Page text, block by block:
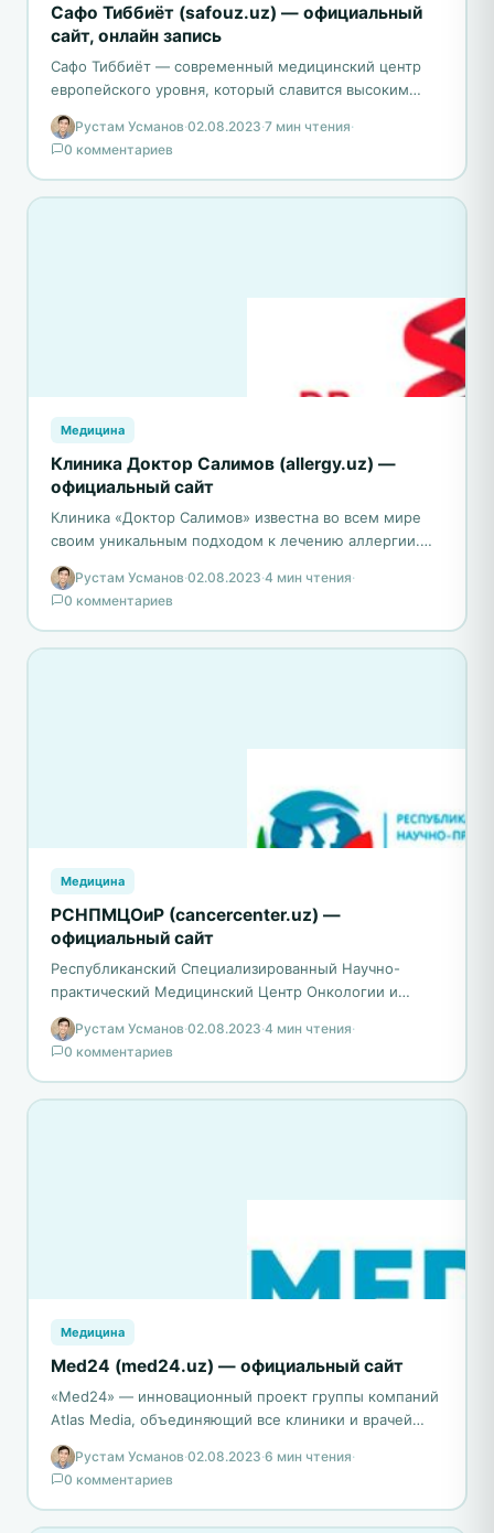
Сафо Тиббиёт (safouz.uz) — официальный
сайт, онлайн запись
Сафо Тиббиёт — современный медицинский центр
европейского уровня, который славится высоким
качеством оказания медицинской помощи и
комфортными условиями для пациентов. Основанная
в…
Рустам Усманов·02.08.2023·7 мин чтения·
0 комментариев
Медицина
Клиника Доктор Салимов (allergy.uz) —
официальный сайт
Клиника «Доктор Салимов» известна во всем мире
своим уникальным подходом к лечению аллергии.
Она отличается от других клиник комбинированным
методом, не использующим…
Рустам Усманов·02.08.2023·4 мин чтения·
0 комментариев
Медицина
РСНПМЦОиР (cancercenter.uz) —
официальный сайт
Республиканский Специализированный Научно-
практический Медицинский Центр Онкологии и
Радиологии (РСНПМЦОиР) Минздрава РУз, обладая
богатой историей, начал свою деятельность в 1962
году как Узбекский…
Рустам Усманов·02.08.2023·4 мин чтения·
0 комментариев
Медицина
Med24 (med24.uz) — официальный сайт
«Med24» — инновационный проект группы компаний
Atlas Media, объединяющий все клиники и врачей
Ташкента на единой медицинской платформе.
Созданный в 2019 году,…
Рустам Усманов·02.08.2023·6 мин чтения·
0 комментариев